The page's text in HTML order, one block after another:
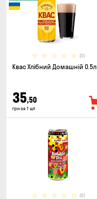
(0)
Квас Хлібний Домашній 0.5л
35,50
грн за 1 шт
(0)